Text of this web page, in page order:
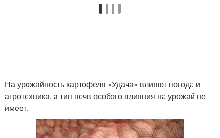
На урожайность картофеля «Удача» влияют погода и
агротехника, а тип почв особого влияния на урожай не
имеет.